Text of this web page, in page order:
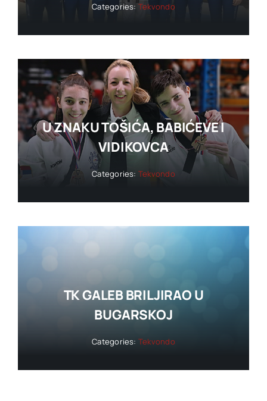
Categories: Tekvondo
U ZNAKU TOŠIĆA, BABIĆEVE I
VIDIKOVCA
Categories: Tekvondo
TK GALEB BRILJIRAO U
BUGARSKOJ
Categories: Tekvondo